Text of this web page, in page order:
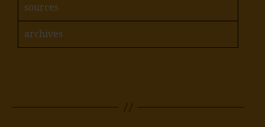
sources
archives